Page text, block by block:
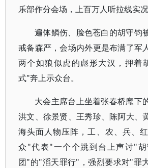
乐部作分会场，上百万人听拉线实况
遍体鳞伤、脸色苍白的胡守钧
戒备森严，会场内外更是布满了军
两个如狼似虎的彪形大汉，押着
式"奔上示众台。
大会主席台上坐着张春桥麾下
洪文、徐景贤、王秀珍、陈阿大、
海头面人物压阵，工、农、兵、
众"代表"一个个跳到台上声讨"
团"的"滔天罪行"，强烈要求对"罪